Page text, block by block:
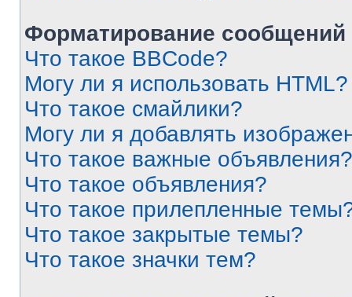
Форматирование
Что такое BBCode?
Могу ли я использовать HTML?
Что такое смайлики?
Могу ли я добавлять
Что такое важные объявления?
Что такое объявления?
Что такое прилепленные
Что такое закрытые темы?
Что такое значки тем?